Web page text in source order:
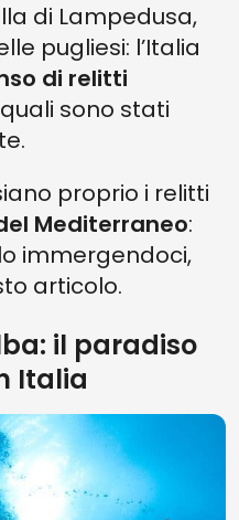
di Lampedusa,
pugliesi: l’Italia
di relitti
sono stati
proprio i relitti
Mediterraneo:
immergendoci,
articolo.
il paradiso
Italia